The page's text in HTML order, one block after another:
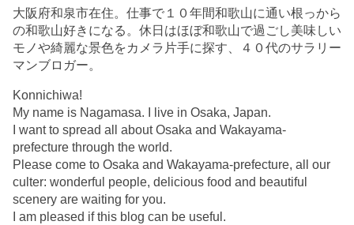
大阪府和泉市在住。仕事で１０年間和歌山に通い根っから
の和歌山好きになる。休日はほぼ和歌山で過ごし美味しい
モノや綺麗な景色をカメラ片手に探す、４０代のサラリー
マンブロガー。
Konnichiwa!
My name is Nagamasa. I live in Osaka, Japan.
I want to spread all about Osaka and Wakayama-
prefecture through the world.
Please come to Osaka and Wakayama-prefecture, all our
culter: wonderful people, delicious food and beautiful
scenery are waiting for you.
I am pleased if this blog can be useful.